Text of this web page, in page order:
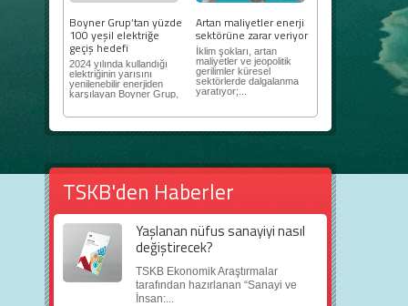
Boyner Grup’tan yüzde
100 yeşil elektriğe
geçiş hedefi
2024 yılında kullandığı
elektriğinin yarısını
yenilenebilir enerjiden
karşılayan Boyner Grup,
Artan maliyetler enerji
sektörüne zarar veriyor
İklim şokları, artan
maliyetler ve jeopolitik
gerilimler küresel
sektörlerde dalgalanma
yaratıyor;...
TSKB'den Haberler
Yaşlanan nüfus sanayiyi nasıl
değiştirecek?
TSKB Ekonomik Araştırmalar
tarafından hazırlanan “Sanayi ve
İnsan:...